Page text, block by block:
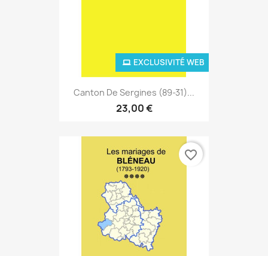
Canton De Sergines (89-31)...
23,00 €
EXCLUSIVITÉ WEB
favorite_border